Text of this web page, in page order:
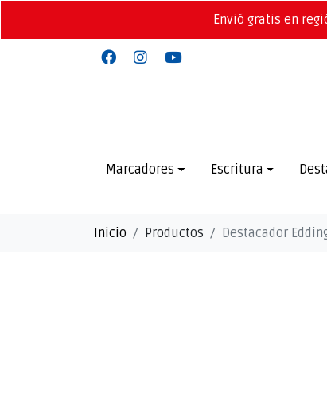
Envió gratis en
Marcadores Escritura
Inicio Productos Destacador